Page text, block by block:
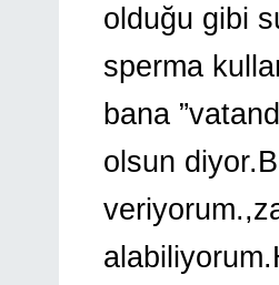
olduğu gibi
sperma
bana
olsun